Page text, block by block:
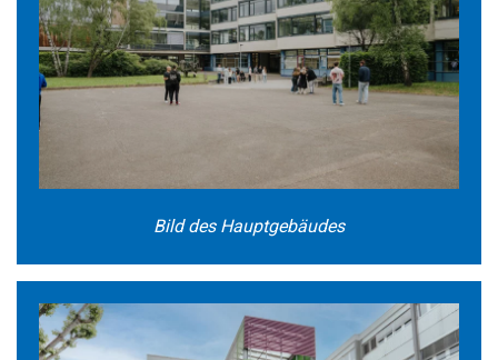
Bild des Hauptgebäudes